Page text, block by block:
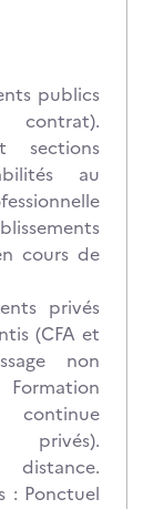
publics
sections
au
cours de
privés
(CFA et
non
privés).
: Ponctuel